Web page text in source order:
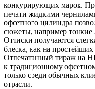
конкурирующих марок.
печати жидкими
офсетного цилиндра
сюжеты, например
Оттиски получаются
блеска, как на
Отпечатанный тираж на
к традиционному
только среди обычных
отрасли.